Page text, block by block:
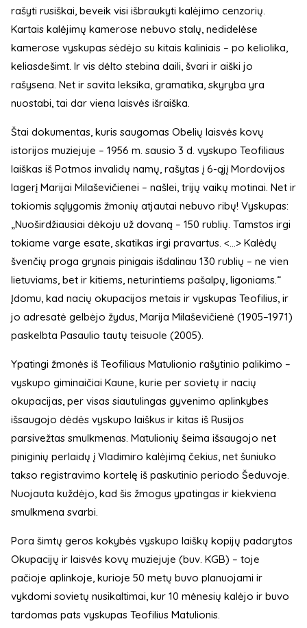
rašyti rusiškai, beveik visi išbraukyti kalėjimo cenzorių.
Kartais kalėjimų kamerose nebuvo stalų, nedidelėse
kamerose vyskupas sėdėjo su kitais kaliniais – po keliolika,
keliasdešimt. Ir vis dėlto stebina daili, švari ir aiški jo
rašysena. Net ir savita leksika, gramatika, skyryba yra
nuostabi, tai dar viena laisvės išraiška.
Štai dokumentas, kuris saugomas Obelių laisvės kovų
istorijos muziejuje – 1956 m. sausio 3 d. vyskupo Teofiliaus
laiškas iš Potmos invalidų namų, rašytas į 6-ąjį Mordovijos
lagerį Marijai Milaševičienei – našlei, trijų vaikų motinai. Net ir
tokiomis sąlygomis žmonių atjautai nebuvo ribų! Vyskupas:
„Nuoširdžiausiai dėkoju už dovaną – 150 rublių. Tamstos irgi
tokiame varge esate, skatikas irgi pravartus. <...> Kalėdų
švenčių proga grynais pinigais išdalinau 130 rublių – ne vien
lietuviams, bet ir kitiems, neturintiems pašalpų, ligoniams.“
Įdomu, kad nacių okupacijos metais ir vyskupas Teofilius, ir
jo adresatė gelbėjo žydus, Marija Milaševičienė (1905–1971)
paskelbta Pasaulio tautų teisuole (2005).
Ypatingi žmonės iš Teofiliaus Matulionio rašytinio palikimo –
vyskupo giminaičiai Kaune, kurie per sovietų ir nacių
okupacijas, per visas siautulingas gyvenimo aplinkybes
išsaugojo dėdės vyskupo laiškus ir kitas iš Rusijos
parsivežtas smulkmenas. Matulionių šeima išsaugojo net
piniginių perlaidų į Vladimiro kalėjimą čekius, net šuniuko
takso registravimo kortelę iš paskutinio periodo Šeduvoje.
Nuojauta kuždėjo, kad šis žmogus ypatingas ir kiekviena
smulkmena svarbi.
Pora šimtų geros kokybės vyskupo laiškų kopijų padarytos
Okupacijų ir laisvės kovų muziejuje (buv. KGB) – toje
pačioje aplinkoje, kurioje 50 metų buvo planuojami ir
vykdomi sovietų nusikaltimai, kur 10 mėnesių kalėjo ir buvo
tardomas pats vyskupas Teofilius Matulionis.